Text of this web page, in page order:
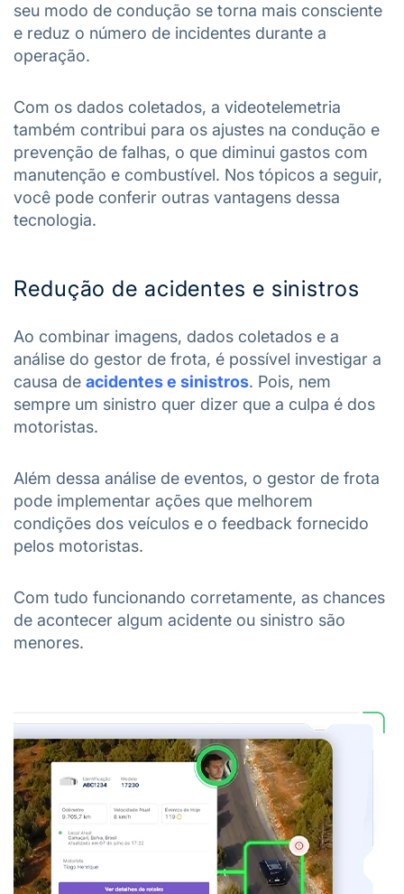
seu modo de condução se torna mais consciente
e reduz o número de incidentes durante a
operação.
Com os dados coletados, a videotelemetria
também contribui para os ajustes na condução e
prevenção de falhas, o que diminui gastos com
manutenção e combustível. Nos tópicos a seguir,
você pode conferir outras vantagens dessa
tecnologia.
Redução de acidentes e sinistros
Ao combinar imagens, dados coletados e a
análise do gestor de frota, é possível investigar a
causa de acidentes e sinistros. Pois, nem
sempre um sinistro quer dizer que a culpa é dos
motoristas.
Além dessa análise de eventos, o gestor de frota
pode implementar ações que melhorem
condições dos veículos e o feedback fornecido
pelos motoristas.
Com tudo funcionando corretamente, as chances
de acontecer algum acidente ou sinistro são
menores.